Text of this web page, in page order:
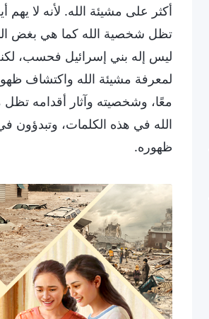
أكثر على مشيئة الله. لأنه لا
تظل شخصية الله كما هي بغض
ليس إله بني إسرائيل فحسب،
لمعرفة مشيئة الله واكتشاف
معًا، وشخصيته وآثار أقدامه تظل
الله في هذه الكلمات، وتبدؤون
ظهوره.